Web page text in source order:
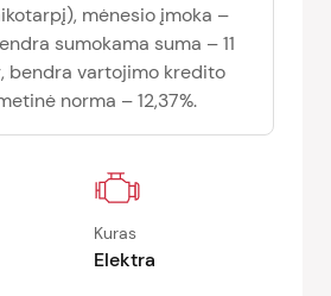
mėnesio įmoka –
sumokama suma – 11
bendra vartojimo kredito
norma – 12,37%.
Kuras
Elektra